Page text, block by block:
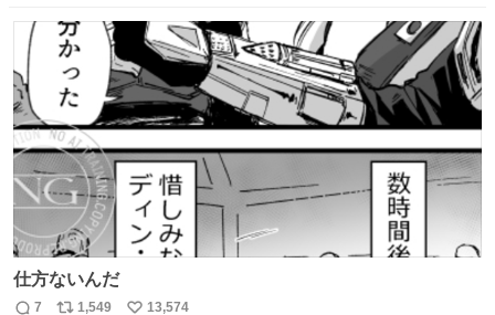
ト
数
数
仕方ないんだ
7 1,549 13,574